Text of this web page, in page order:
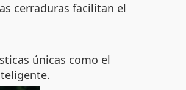
cerraduras facilitan el
únicas como el